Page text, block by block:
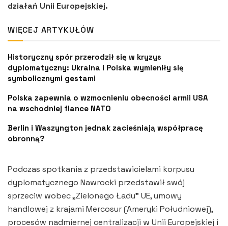
działań Unii Europejskiej.
WIĘCEJ ARTYKUŁÓW
Historyczny spór przerodził się w kryzys
dyplomatyczny: Ukraina i Polska wymieniły się
symbolicznymi gestami
Polska zapewnia o wzmocnieniu obecności armii USA
na wschodniej flance NATO
Berlin i Waszyngton jednak zacieśniają współpracę
obronną?
Podczas spotkania z przedstawicielami korpusu
dyplomatycznego Nawrocki przedstawił swój
sprzeciw wobec „Zielonego Ładu” UE, umowy
handlowej z krajami Mercosur (Ameryki Południowej),
procesów nadmiernej centralizacji w Unii Europejskiej i